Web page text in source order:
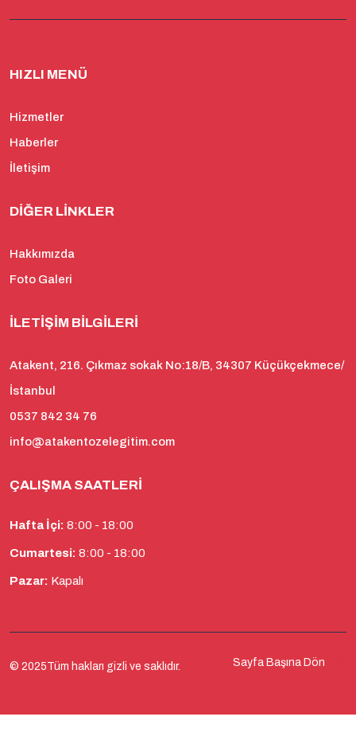
HIZLI MENÜ
Hizmetler
Haberler
İletişim
DIĞER LINKLER
Hakkımızda
Foto Galeri
İLETIŞIM BILGILERI
Atakent, 216. Çıkmaz sokak No:18/B, 34307 Küçükçekmece/
İstanbul
0537 842 34 76
info@atakentozelegitim.com
ÇALIŞMA SAATLERI
Hafta İçi: 8:00 - 18:00
Cumartesi: 8:00 - 18:00
Pazar: Kapalı
© 2025Tüm hakları gizli ve saklıdır. Sayfa Başına Dön